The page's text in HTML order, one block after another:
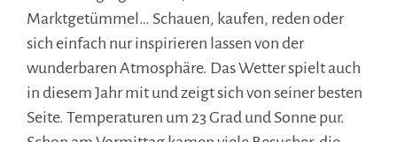
Marktgetümmel… Schauen, kaufen, reden oder
sich einfach nur inspirieren lassen von der
wunderbaren Atmosphäre. Das Wetter spielt auch
in diesem Jahr mit und zeigt sich von seiner besten
Seite. Temperaturen um 23 Grad und Sonne pur.